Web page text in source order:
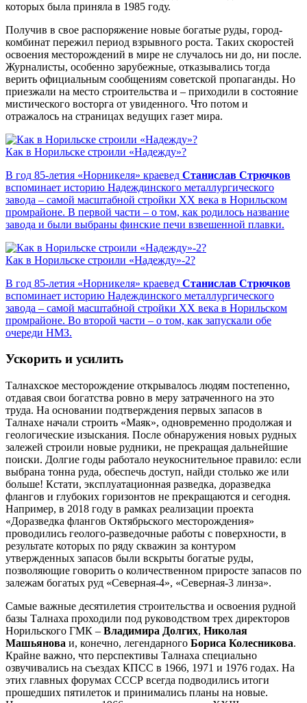
которых была приняла в 1985 году.
Получив в свое распоряжение новые богатые руды, город-
комбинат пережил период взрывного роста. Таких скоростей
освоения месторождений в мире не случалось ни до, ни после.
Журналисты, особенно зарубежные, отказывались тогда
верить официальным сообщениям советской пропаганды. Но
приезжали на место строительства и – приходили в состояние
мистического восторга от увиденного. Что потом и
отражалось на страницах ведущих газет мира.
Как в Норильске строили «Надежду»?
В год 85-летия «Норникеля» краевед Станислав Стрючков
вспоминает историю Надеждинского металлургического
завода – самой масштабной стройки ХХ века в Норильском
промрайоне. В первой части – о том, как родилось название
завода и были выбраны финские печи взвешенной плавки.
Как в Норильске строили «Надежду»-2?
В год 85-летия «Норникеля» краевед Станислав Стрючков
вспоминает историю Надеждинского металлургического
завода – самой масштабной стройки ХХ века в Норильском
промрайоне. Во второй части – о том, как запускали обе
очереди НМЗ.
Ускорить и усилить
Талнахское месторождение открывалось людям постепенно,
отдавая свои богатства ровно в меру затраченного на это
труда. На основании подтверждения первых запасов в
Талнахе начали строить «Маяк», одновременно продолжая и
геологические изыскания. После обнаружения новых рудных
залежей строили новые рудники, не прекращая дальнейшие
поиски. Долгие годы работало неукоснительное правило: если
выбрана тонна руда, обеспечь доступ, найди столько же или
больше! Кстати, эксплуатационная разведка, доразведка
флангов и глубоких горизонтов не прекращаются и сегодня.
Например, в 2018 году в рамках реализации проекта
«Доразведка флангов Октябрьского месторождения»
проводились геолого-разведочные работы с поверхности, в
результате которых по ряду скважин за контуром
утвержденных запасов были вскрыты богатые руды,
позволяющие говорить о количественном приросте запасов по
залежам богатых руд «Северная-4», «Северная-3 линза».
Самые важные десятилетия строительства и освоения рудной
базы Талнаха проходили под руководством трех директоров
Норильского ГМК – Владимира Долгих, Николая
Машьянова и, конечно, легендарного Бориса Колесникова.
Крайне важно, что перспективы Талнаха специально
озвучивались на съездах КПСС в 1966, 1971 и 1976 годах. На
этих главных форумах СССР всегда подводились итоги
прошедших пятилеток и принимались планы на новые.